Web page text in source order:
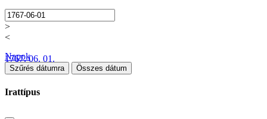
>
<
1767. 06. 01.
Napok
Szűrés dátumra Összes dátum
Irattípus